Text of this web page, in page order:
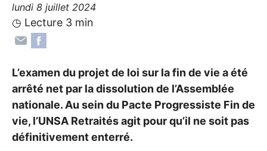
lundi 8 juillet 2024
◷ Lecture 3 min
L’examen du projet de loi sur la fin de vie a été
arrêté net par la dissolution de l’Assemblée
nationale. Au sein du Pacte Progressiste Fin de
vie, l’UNSA Retraités agit pour qu’il ne soit pas
définitivement enterré.